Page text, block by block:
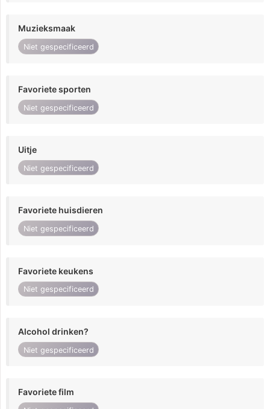
Muzieksmaak
Niet gespecificeerd
Favoriete sporten
Niet gespecificeerd
Uitje
Niet gespecificeerd
Favoriete huisdieren
Niet gespecificeerd
Favoriete keukens
Niet gespecificeerd
Alcohol drinken?
Niet gespecificeerd
Favoriete film